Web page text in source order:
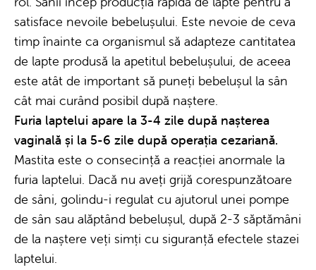
satisface nevoile bebelușului. Este nevoie de ceva
timp înainte ca organismul să adapteze cantitatea
de lapte produsă la apetitul bebelușului, de aceea
este atât de important să puneți bebelușul la sân
cât mai curând posibil după naștere.
Furia laptelui apare la 3-4 zile după nașterea
vaginală și la 5-6 zile după operația cezariană.
Mastita este o consecință a reacției anormale la
furia laptelui. Dacă nu aveți grijă corespunzătoare
de sâni, golindu-i regulat cu ajutorul unei pompe
de sân sau alăptând bebelușul, după 2-3 săptămâni
de la naștere veți simți cu siguranță efectele stazei
laptelui.